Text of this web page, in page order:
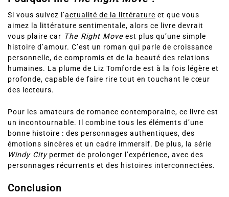
Pourquoi lire The Right Move
Si vous suivez l’actualité de la littératureet que vous
aimez la littérature sentimentale, alors ce livre devrait
vous plaire carThe Right Moveest plus qu’une simple
histoire d’amour. C’est un roman qui parle de croissance
personnelle, de compromis et de la beauté des relations
humaines. La plume de Liz Tomforde est à la fois légère et
profonde, capable de faire rire tout en touchant le cœur
Pour les amateurs de romance contemporaine, ce livre est
un incontournable. Il combine tous les éléments d’une
bonne histoire : des personnages authentiques, des
émotions sincères et un cadre immersif. De plus, la série
Windy Citypermet de prolonger l’expérience, avec des